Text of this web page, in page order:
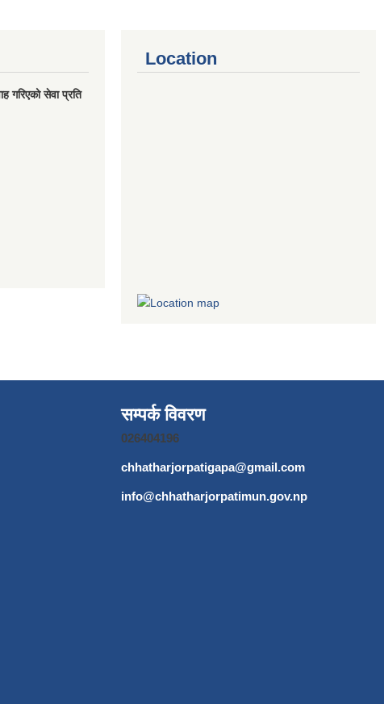
गरिएको सेवा प्रति
Location
सम्पर्क विवरण
026404196
chhatharjorpatigapa@gmail.com
info@chhatharjorpatimun.gov.np